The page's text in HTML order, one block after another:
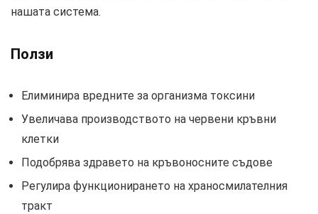
нашата система.
Ползи
Елиминира вредните за организма токсини
Увеличава производството на червени кръвни
клетки
Подобрява здравето на кръвоносните съдове
Регулира функционирането на храносмилателния
тракт